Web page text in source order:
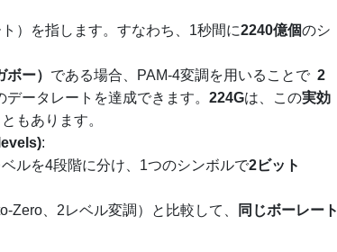
）を指します。すなわち、1秒間に2240億個のシ
ボー） である場合、PAM-4変調を用いることで 2
データレートを達成できます。 224Gは、この実効
もあります。
:
ルを4段階に分け、1つのシンボルで2ビット
Zero、2レベル変調）と比較して、
同じボーレート